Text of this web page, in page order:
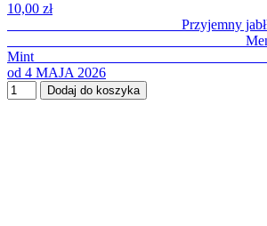
10,00 zł
Przyjemny
Mentha
Mint
od 4 MAJA 2026
Dodaj do koszyka